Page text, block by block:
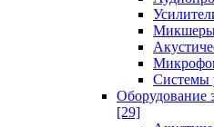
Микшеры
Системы
Оборудование
[29]